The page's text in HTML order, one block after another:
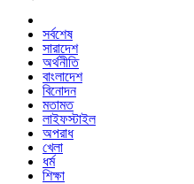
সর্বশেষ
সারাদেশ
অর্থনীতি
বাংলাদেশ
বিনোদন
মতামত
লাইফস্টাইল
অপরাধ
খেলা
ধর্ম
শিক্ষা